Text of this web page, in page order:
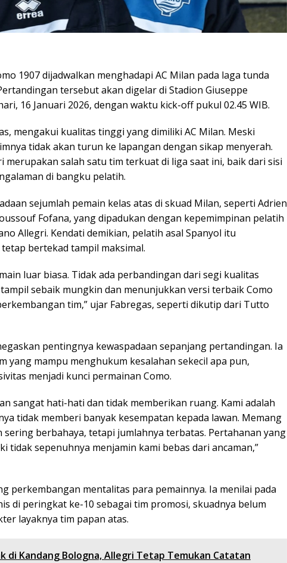
1907 dijadwalkan menghadapi AC Milan pada laga tunda
tersebut akan digelar di Stadion Giuseppe
16 Januari 2026, dengan waktu kick-off pukul 02.45 WIB.
mengakui kualitas tinggi yang dimiliki AC Milan. Meski
tidak akan turun ke lapangan dengan sikap menyerah.
merupakan salah satu tim terkuat di liga saat ini, baik dari sisi
di bangku pelatih.
sejumlah pemain kelas atas di skuad Milan, seperti Adrien
Fofana, yang dipadukan dengan kepemimpinan pelatih
Allegri. Kendati demikian, pelatih asal Spanyol itu
bertekad tampil maksimal.
luar biasa. Tidak ada perbandingan dari segi kualitas
sebaik mungkin dan menunjukkan versi terbaik Como
tim,” ujar Fabregas, seperti dikutip dari Tutto
pentingnya kewaspadaan sepanjang pertandingan. Ia
yang mampu menghukum kesalahan sekecil apa pun,
menjadi kunci permainan Como.
sangat hati-hati dan tidak memberikan ruang. Kami adalah
tidak memberi banyak kesempatan kepada lawan. Memang
sering berbahaya, tetapi jumlahnya terbatas. Pertahanan yang
tidak sepenuhnya menjamin kami bebas dari ancaman,”
perkembangan mentalitas para pemainnya. Ia menilai pada
di peringkat ke-10 sebagai tim promosi, skuadnya belum
layaknya tim papan atas.
di Kandang Bologna, Allegri Tetap Temukan Catatan